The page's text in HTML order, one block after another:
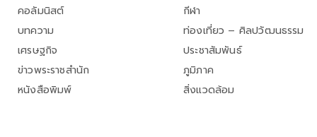
คอลัมนิสต์
บทความ
เศรษฐกิจ
ข่าวพระราชสำนัก
หนังสือพิมพ์
กีฬา
ท่องเที่ยว – ศิลปวัฒนธรรม
ประชาสัมพันธ์
ภูมิภาค
สิ่งแวดล้อม